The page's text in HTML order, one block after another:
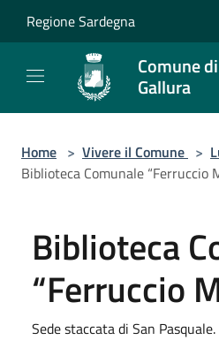
Regione Sardegna
Comune
Gallura
Home > Vivere il Comune >
Biblioteca Comunale “Ferruccio
Biblioteca
“Ferruccio
Sede staccata di San Pasquale.